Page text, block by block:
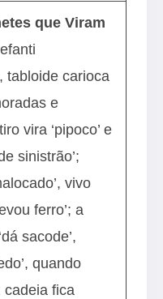
que Viram
tabloide carioca
e
vira ‘pipoco’ e
sinistrão’;
vivo
ferro’; a
sacode’,
quando
cadeia fica